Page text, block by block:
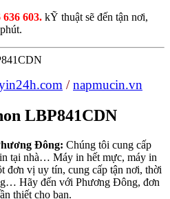
603. kỸ thuật sẽ đến tận nơi,
/napmucin.vn
LBP841CDN
Đông: Chúng tôi cung cấp
tại nhà… Máy in hết mực, máy in
đơn vị uy tín, cung cấp tận nơi, thời
Hãy đến với Phương Đông, đơn
thiết cho bạn.